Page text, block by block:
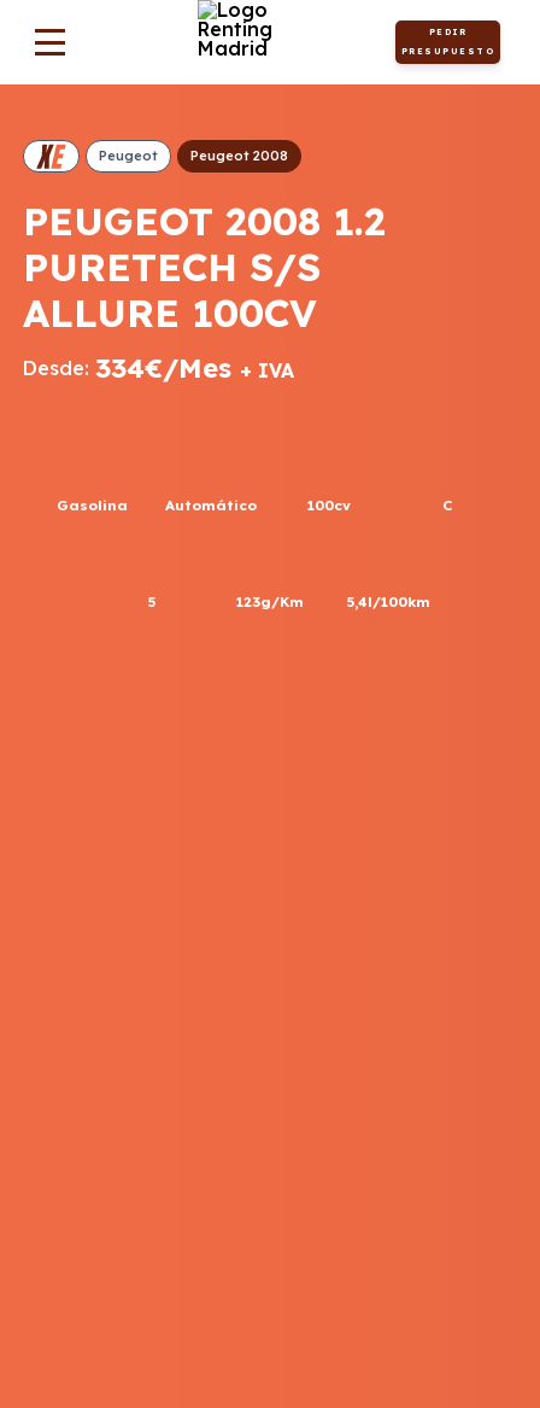
PEDIR
PRESUPUESTO
Peugeot Peugeot 2008
PEUGEOT 2008 1.2
PURETECH S/S
ALLURE 100CV
Desde: 334€/Mes + IVA
Gasolina Automático 100cv C
5 123g/Km 5,4l/100km